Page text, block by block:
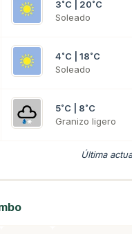
3˚C | 20˚C
Soleado
4˚C | 18˚C
Soleado
5˚C | 8˚C
Granizo ligero
Última